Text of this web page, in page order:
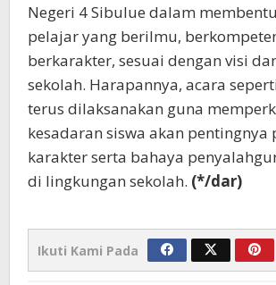
Negeri 4 Sibulue dalam
pelajar yang berilmu,
berkarakter, sesuai dengan visi
sekolah. Harapannya, acara
terus dilaksanakan guna
kesadaran siswa akan pentingnya
karakter serta bahaya
di lingkungan sekolah. (*/dar)
Ikuti Kami Pada